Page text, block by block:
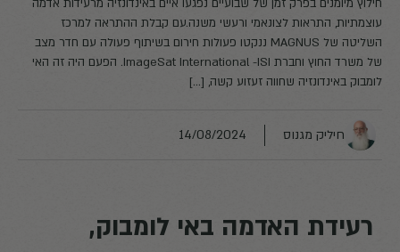
פודקאסטים
חילוצים
חילוץ מיומנים בפרק זמן של שבועיים נפגעו איים באינדונזיה מרעידות אדמה
עוצמתיות, התראות לצונאמי ורעשי משנה.עם קבלת ההתראה למרכז
השליטה של MAGNUS ננקטו פעולות חירום בשיתוף פעולה עם חדר מצב
של משרד החוץ וחברת ImageSat International -ISI. הפעם היה זה האי
לומבוק באינדונזיה שחווה זעזוע קשה, […]
חיליק מגנוס 14/08/2024
רעידת האדמה באי לומבוק,